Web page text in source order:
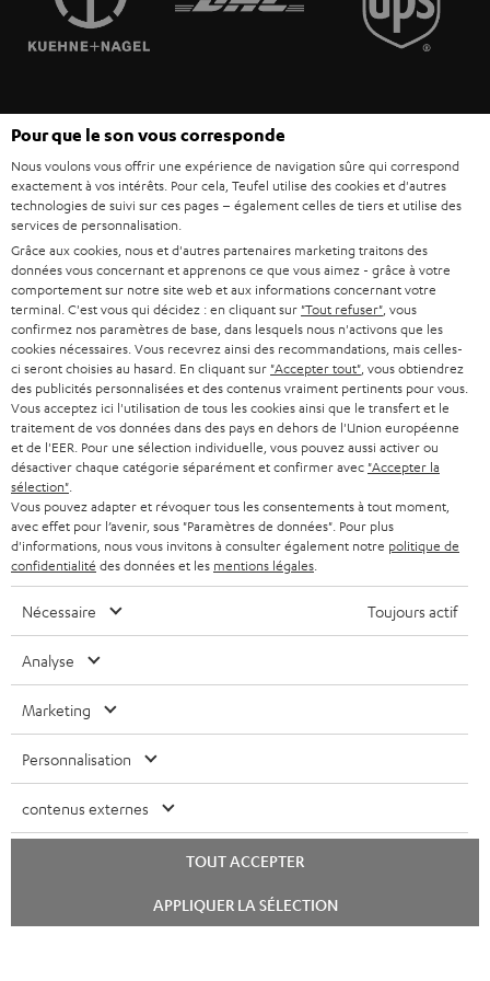
ULTIMA
FANSHOP
NOUVEAUTÉS
MANAGEMENT
VALEURS
ACCESSIBILITÉ
POLOGNE
ITALIE
USA
AUTRES PAYS
erreurs. Les accessoires figurant sur l’image ne font pas partie du contenu de
livraison. D’éventuels frais d’élimination des batteries sont inclus dans le prix.
©2026 Lautsprecher Teufel GmbH - Tous droits réservés.
Mentions légales
Politique de confidentialité
Paramètres de confidentialité
EU Data Act renoncer au contrat ici
chat
Pour que le son vous corresponde
Nous voulons vous offrir une expérience de navigation sûre qui correspond
exactement à vos intérêts. Pour cela, Teufel utilise des cookies et d'autres
technologies de suivi sur ces pages – également celles de tiers et utilise des
services de personnalisation.
Grâce aux cookies, nous et d'autres partenaires marketing traitons des
données vous concernant et apprenons ce que vous aimez - grâce à votre
comportement sur notre site web et aux informations concernant votre
terminal. C'est vous qui décidez : en cliquant sur "Tout refuser" , vous
confirmez nos paramètres de base, dans lesquels nous n'activons que les
cookies nécessaires. Vous recevrez ainsi des recommandations, mais celles-
ci seront choisies au hasard. En cliquant sur "Accepter tout" , vous obtiendrez
des publicités personnalisées et des contenus vraiment pertinents pour vous.
Vous acceptez ici l'utilisation de tous les cookies ainsi que le transfert et le
traitement de vos données dans des pays en dehors de l'Union européenne
et de l'EER. Pour une sélection individuelle, vous pouvez aussi activer ou
désactiver chaque catégorie séparément et confirmer avec "Accepter la
sélection"
Vous pouvez adapter et révoquer tous les consentements à tout moment,
avec effet pour l’avenir, sous "Paramètres de données". Pour plus
d'informations, nous vous invitons à consulter également notre politique de
confidentialité des données et les mentions légales
Nécessaire Toujours actif
Analyse
Marketing
Personnalisation
contenus externes
TOUT ACCEPTER
APPLIQUER LA SÉLECTION